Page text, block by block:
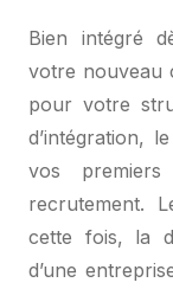
Bien intégré
votre nouveau
pour votre
d’intégration,
vos
recrutement.
cette fois, la
d’une